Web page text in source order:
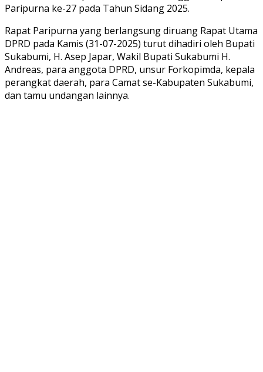
Paripurna ke-27 pada Tahun Sidang 2025.
Rapat Paripurna yang berlangsung diruang Rapat Utama
DPRD pada Kamis (31-07-2025) turut dihadiri oleh Bupati
Sukabumi, H. Asep Japar, Wakil Bupati Sukabumi H.
Andreas, para anggota DPRD, unsur Forkopimda, kepala
perangkat daerah, para Camat se-Kabupaten Sukabumi,
dan tamu undangan lainnya.